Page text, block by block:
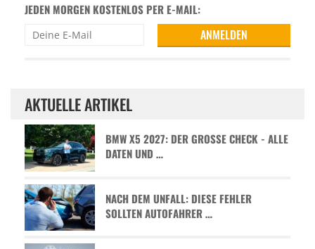
JEDEN MORGEN KOSTENLOS PER E-MAIL:
AKTUELLE ARTIKEL
BMW X5 2027: DER GROSSE CHECK - ALLE D
ATEN UND …
NACH DEM UNFALL: DIESE FEHLER
SOLLTEN AUTOFAHRER …